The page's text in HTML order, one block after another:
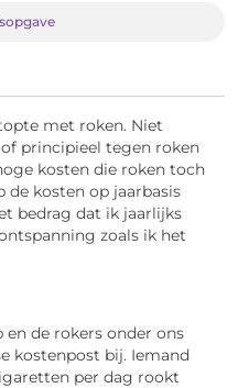
met roken. Niet
principieel tegen roken
kosten die roken toch
de kosten op jaarbasis
bedrag dat ik jaarlijks
zoals ik het
de rokers onder ons
kostenpost bij. Iemand
per dag rookt